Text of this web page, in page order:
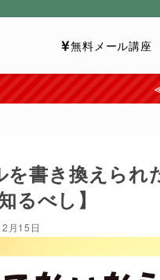
無料メール講座
≪≪アドセンス稼げな
書き換えられ
るべし】
月15日